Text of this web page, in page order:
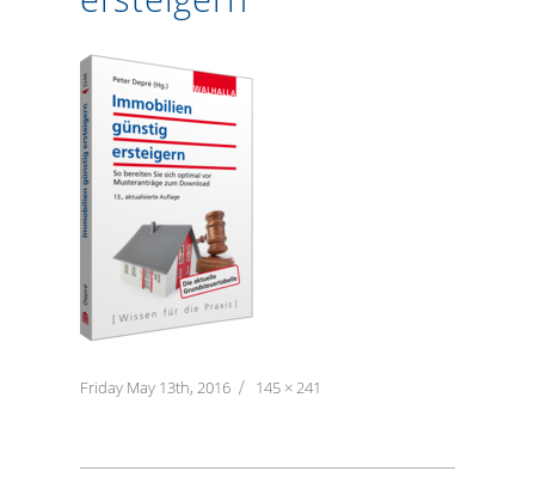
Posted
Friday May 13th, 2016
Full
145 × 241